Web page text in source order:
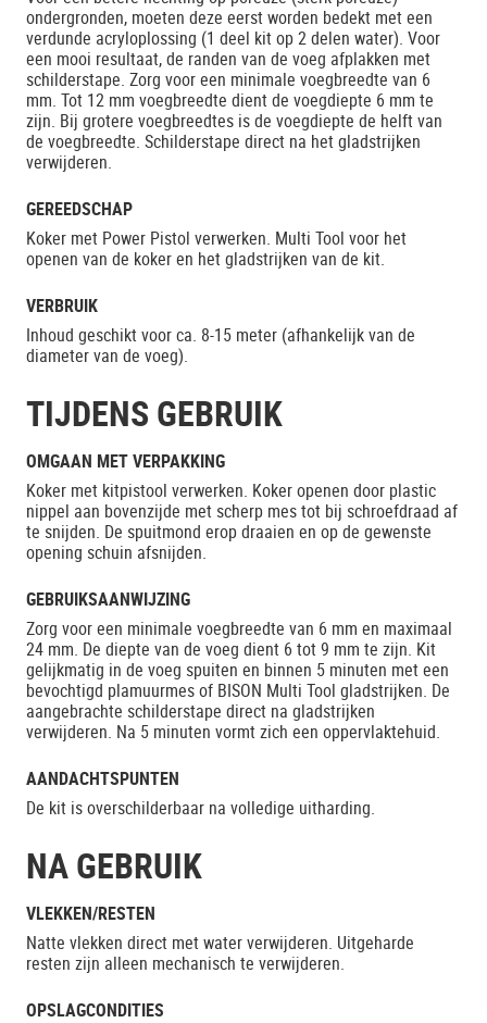
ondergronden, moeten deze eerst worden bedekt met een
verdunde acryloplossing (1 deel kit op 2 delen water). Voor
een mooi resultaat, de randen van de voeg afplakken met
schilderstape. Zorg voor een minimale voegbreedte van 6
mm. Tot 12 mm voegbreedte dient de voegdiepte 6 mm te
zijn. Bij grotere voegbreedtes is de voegdiepte de helft van
de voegbreedte. Schilderstape direct na het gladstrijken
verwijderen.
GEREEDSCHAP
Koker met Power Pistol verwerken. Multi Tool voor het
openen van de koker en het gladstrijken van de kit.
VERBRUIK
Inhoud geschikt voor ca. 8-15 meter (afhankelijk van de
diameter van de voeg).
TIJDENS GEBRUIK
OMGAAN MET VERPAKKING
Koker met kitpistool verwerken. Koker openen door plastic
nippel aan bovenzijde met scherp mes tot bij schroefdraad af
te snijden. De spuitmond erop draaien en op de gewenste
opening schuin afsnijden.
GEBRUIKSAANWIJZING
Zorg voor een minimale voegbreedte van 6 mm en maximaal
24 mm. De diepte van de voeg dient 6 tot 9 mm te zijn. Kit
gelijkmatig in de voeg spuiten en binnen 5 minuten met een
bevochtigd plamuurmes of BISON Multi Tool gladstrijken. De
aangebrachte schilderstape direct na gladstrijken
verwijderen. Na 5 minuten vormt zich een oppervlaktehuid.
AANDACHTSPUNTEN
De kit is overschilderbaar na volledige uitharding.
NA GEBRUIK
VLEKKEN/RESTEN
Natte vlekken direct met water verwijderen. Uitgeharde
resten zijn alleen mechanisch te verwijderen.
OPSLAGCONDITIES